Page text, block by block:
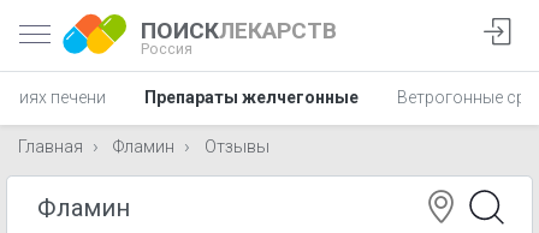
ПОИСКЛЕКАРСТВ
Россия
печени Препараты желчегонные Ветрогонные
Главная Фламин Отзывы